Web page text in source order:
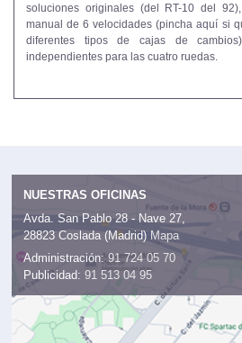
soluciones originales (del RT-10 del
manual de 6 velocidades (pincha aquí si
diferentes tipos de cajas de
independientes para las cuatro ruedas.
NUESTRAS OFICINAS
Avda. San Pablo 28 - Nave 27,
28823 Coslada (Madrid) Mapa
Administración: 91 724 05 70
Publicidad: 91 513 04 95